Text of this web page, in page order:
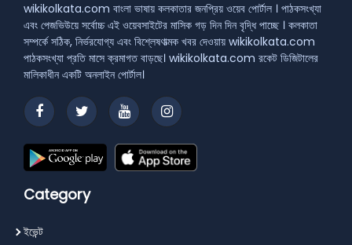
wikikolkata.com বাংলা ভাষায় কলকাতার জনপ্রিয় ওয়েব পোর্টাল । পাঠকসংখ্যা
এবং পেজভিউয়ে সর্বোচ্চ এই ওয়েবসাইটের মাসিক গড় দিন দিন বৃদ্ধি পাচ্ছে । কলকাতা
সম্পর্কে সঠিক, নির্ভরযোগ্য এবং বিশ্লেষণাত্মক খবর দেওয়ায় wikikolkata.com
পাঠকসংখ্যা প্রতি মাসে ক্রমাগত বাড়ছে। wikikolkata.com রকেট ডিজিটালের
মালিকাধীন একটি অনলাইন পোর্টাল।
Category
ইভেন্ট